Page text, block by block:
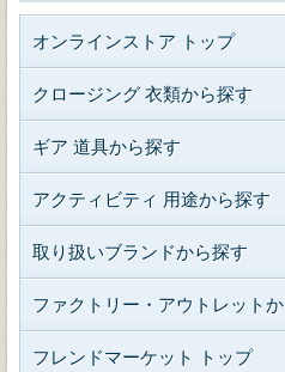
オンラインストア トップ
クロージング 衣類から探す
ギア 道具から探す
アクティビティ 用途から探す
取り扱いブランドから探す
ファクトリー・アウトレット
フレンドマーケット トップ